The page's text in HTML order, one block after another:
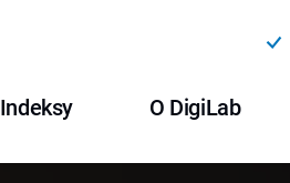
Indeksy O DigiLab